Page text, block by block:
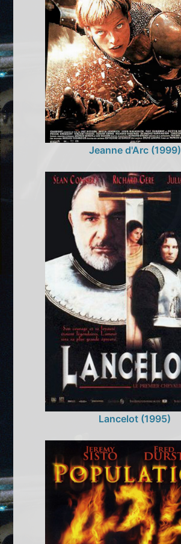
Jeanne d'Arc (1999)
Lancelot (1995)